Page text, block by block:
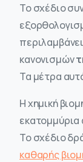
Το σχέδιο
περιλαμβάνει
κανονισμών
Τα μέτρα
Η χημική
εκατομμύρια
Το σχέδιο
καθαρής